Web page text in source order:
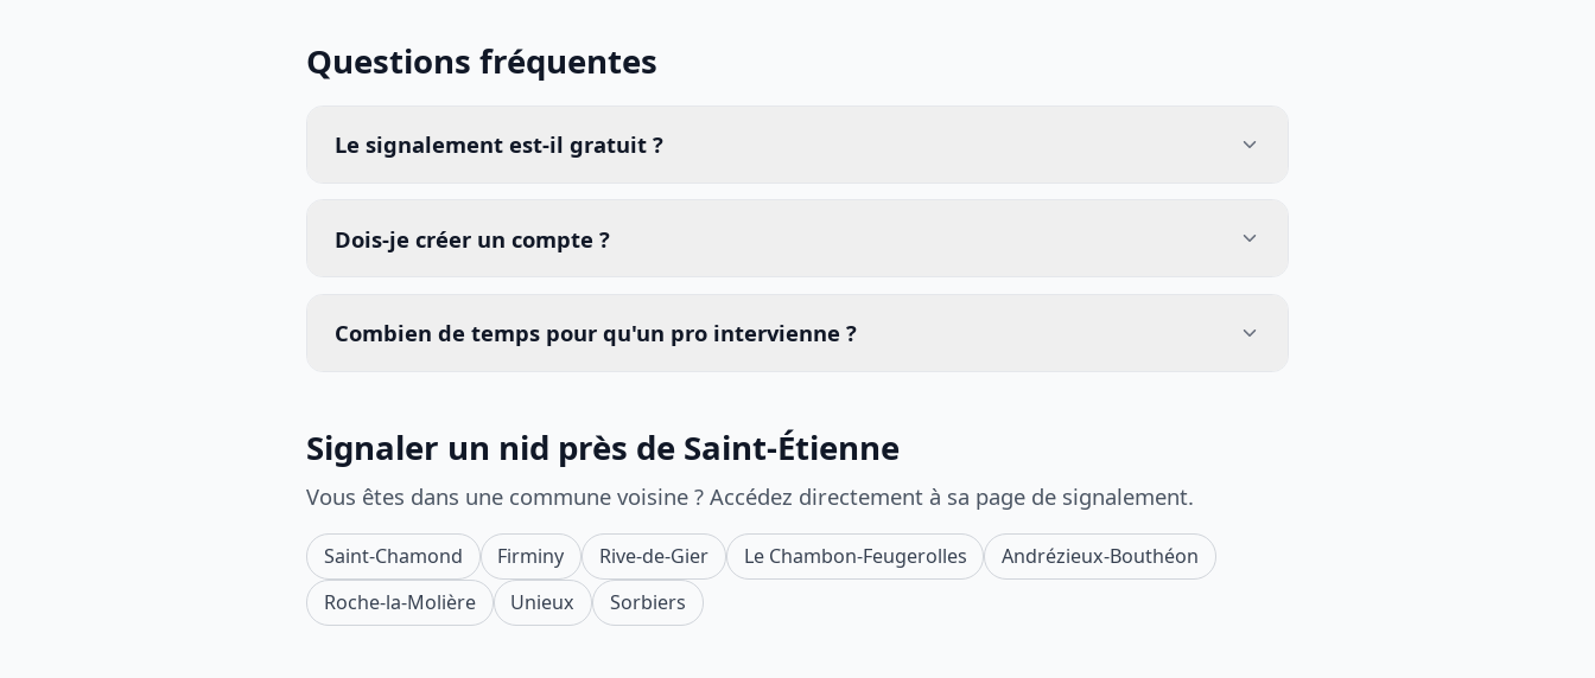
Questions fréquentes
Le signalement est-il gratuit ?
Dois-je créer un compte ?
Combien de temps pour qu'un pro intervienne ?
Signaler un nid près de Saint-Étienne
Vous êtes dans une commune voisine ? Accédez directement à sa page de signalement.
Saint-Chamond Firminy Rive-de-Gier Le Chambon-Feugerolles
Andrézieux-Bouthéon
Roche-la-Molière
Unieux Sorbiers